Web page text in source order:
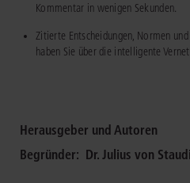
Kommentar in wenigen Sekunden.
Zitierte Entscheidungen, Normen
haben Sie über die intelligente
Herausgeber und Autoren
Begründer: Dr. Julius von